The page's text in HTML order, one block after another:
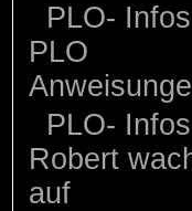
PLO- Infos
PLO
PLO- Infos
Robert
auf